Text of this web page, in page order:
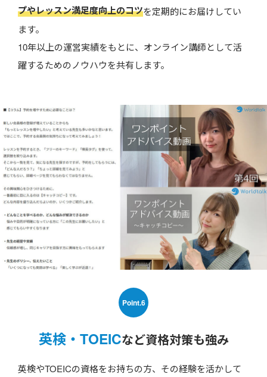
プやレッスン満足度向上のコツを定期的にお届けしてい
ます。
10年以上の運営実績をもとに、オンライン講師として活
躍するためのノウハウを共有します。
Point.6
英検・TOEICなど資格対策も強み
英検やTOEICの資格をお持ちの方、その経験を活かして